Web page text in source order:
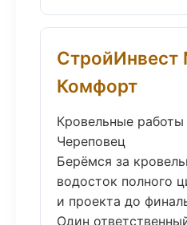
СтройИнвест
Комфорт
Кровельные
Череповец
Берёмся за
водосток полного
и проекта до
Один